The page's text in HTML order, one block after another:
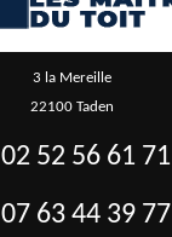
3 la Mereille
22100 Taden
02 52 56 61 71
07 63 44 39 77